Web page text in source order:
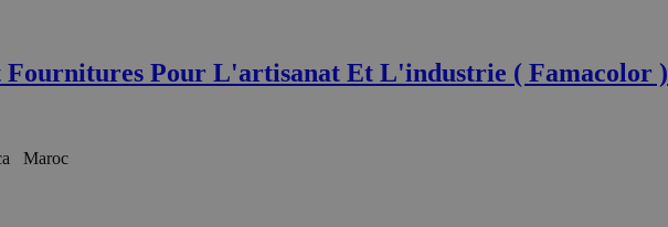
Pour L'artisanat Et L'industrie ( Famacolor )
Maroc